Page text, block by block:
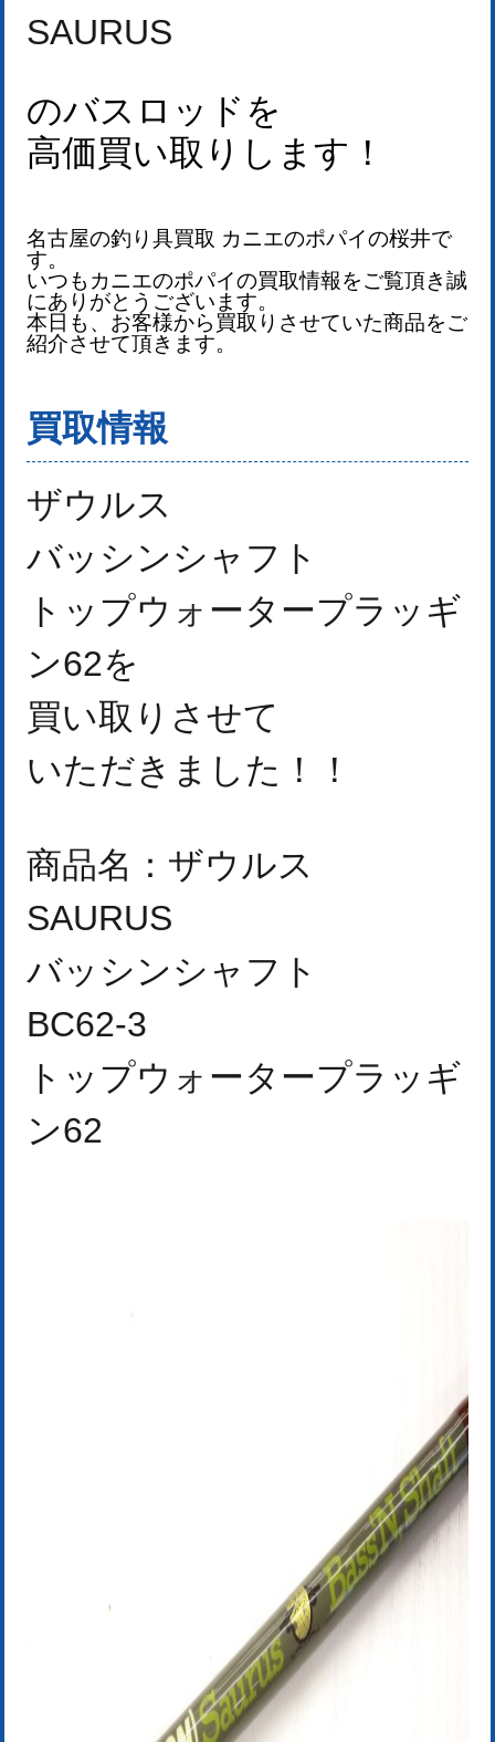
SAURUS
のバスロッドを
高価買い取りします！
名古屋の釣り具買取 カニエのポパイの桜井で
す。
いつもカニエのポパイの買取情報をご覧頂き誠
にありがとうございます。
本日も、お客様から買取りさせていた商品をご
紹介させて頂きます。
買取情報
ザウルス
バッシンシャフト
トップウォータープラッギ
ン62を
買い取りさせて
いただきました！
！
商品名：ザウルス
SAURUS
バッシンシャフト
BC62-3
トップウォータープラッギ
ン62